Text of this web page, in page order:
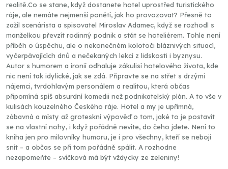
realitě.Co se stane, když dostanete hotel uprostřed turistického
ráje, ale nemáte nejmenší ponětí, jak ho provozovat? Přesně to
zažil scenárista a spisovatel Miroslav Adamec, když se rozhodl s
manželkou převzít rodinný podnik a stát se hoteliérem. Tohle není
příběh o úspěchu, ale o nekonečném kolotoči bláznivých situací,
vyčerpávajících dnů a nečekaných lekcí z lidskosti i byznysu.
Autor s humorem a ironií odhaluje zákulisí hotelového života, kde
nic není tak idylické, jak se zdá. Připravte se na střet s drzými
nájemci, tvrdohlavým personálem a realitou, která občas
připomíná spíš absurdní komedii než podnikatelský plán. A to vše v
kulisách kouzelného Českého ráje. Hotel a my je upřímná,
zábavná a místy až groteskní výpověď o tom, jaké to je postavit
se na vlastní nohy, i když pořádně nevíte, do čeho jdete. Není to
kniha jen pro milovníky humoru, je i pro všechny, kteří se nebojí
snít – a občas se při tom pořádně spálit. A rozhodne
nezapomeňte – svíčková má být vždycky ze zeleniny!